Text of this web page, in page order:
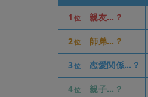
1 位 親友…？
2位 師弟…？
3位 恋愛関係…？
4位 親子…？